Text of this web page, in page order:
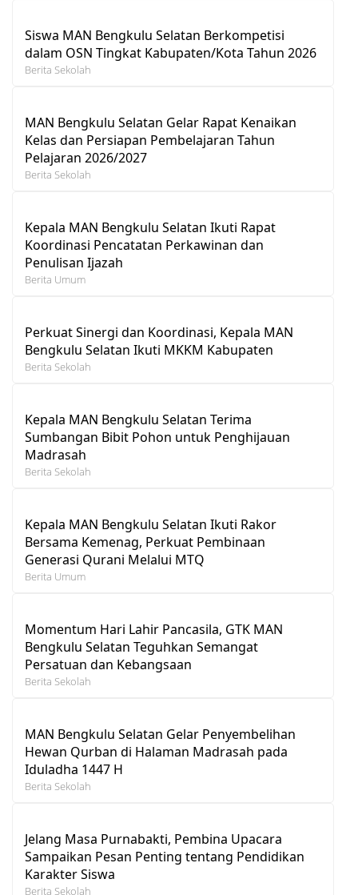
Siswa MAN Bengkulu Selatan Berkompetisi
dalam OSN Tingkat Kabupaten/Kota Tahun 2026
Berita Sekolah
MAN Bengkulu Selatan Gelar Rapat Kenaikan
Kelas dan Persiapan Pembelajaran Tahun
Pelajaran 2026/2027
Berita Sekolah
Kepala MAN Bengkulu Selatan Ikuti Rapat
Koordinasi Pencatatan Perkawinan dan
Penulisan Ijazah
Berita Umum
Perkuat Sinergi dan Koordinasi, Kepala MAN
Bengkulu Selatan Ikuti MKKM Kabupaten
Berita Sekolah
Kepala MAN Bengkulu Selatan Terima
Sumbangan Bibit Pohon untuk Penghijauan
Madrasah
Berita Sekolah
Kepala MAN Bengkulu Selatan Ikuti Rakor
Bersama Kemenag, Perkuat Pembinaan
Generasi Qurani Melalui MTQ
Berita Umum
Momentum Hari Lahir Pancasila, GTK MAN
Bengkulu Selatan Teguhkan Semangat
Persatuan dan Kebangsaan
Berita Sekolah
MAN Bengkulu Selatan Gelar Penyembelihan
Hewan Qurban di Halaman Madrasah pada
Iduladha 1447 H
Berita Sekolah
Jelang Masa Purnabakti, Pembina Upacara
Sampaikan Pesan Penting tentang Pendidikan
Karakter Siswa
Berita Sekolah